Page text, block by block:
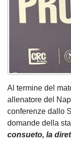
Al termine del
allenatore del
conferenze dallo
domande della
consueto, la